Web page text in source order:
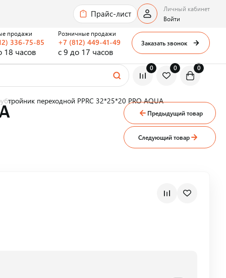
Прайс-лист
0 0 0
продажи
336-75-85
18 часов
Розничные продажи
+7 (812) 449-41-49
с 9 до 17 часов
Заказать звонок
Личный кабинет
Войти
тройник переходной PPRC 32*25*20 PRO AQUA
Предыдущий товар
Следующий товар